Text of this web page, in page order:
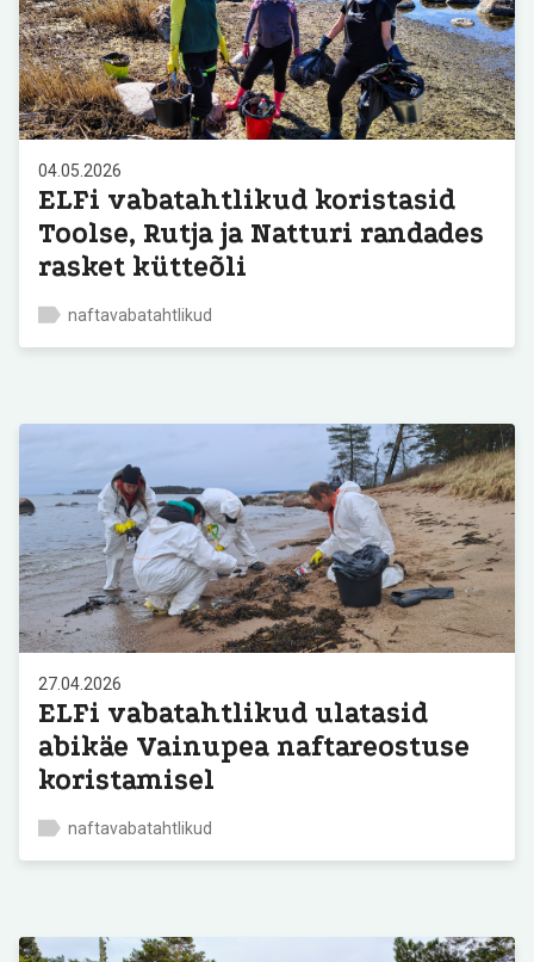
04.05.2026
ELFi vabatahtlikud koristasid
Toolse, Rutja ja Natturi randades
rasket kütteõli
naftavabatahtlikud
27.04.2026
ELFi vabatahtlikud ulatasid
abikäe Vainupea naftareostuse
koristamisel
naftavabatahtlikud